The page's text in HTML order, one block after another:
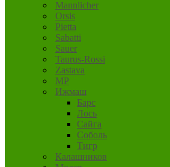
Mannlicher
Orsis
Pietta
Sabatti
Sauer
Taurus-Rossi
Zastava
MP
Ижмаш
Барс
Лось
Сайга
Соболь
Тигр
Калашников